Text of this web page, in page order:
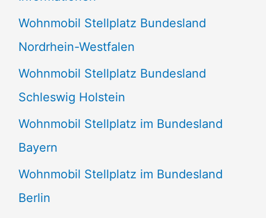
n
n
a
c
h
:
Wohnmobil Stellplatz Bundesland
Nordrhein-Westfalen
Wohnmobil Stellplatz Bundesland
Schleswig Holstein
Wohnmobil Stellplatz im Bundesland
Bayern
Wohnmobil Stellplatz im Bundesland
Berlin